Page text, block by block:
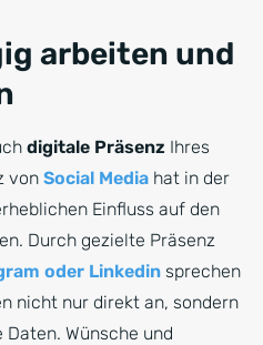
arbeiten und
digitale Präsenz Ihres
von Social Media hat in der
Einfluss auf den
Durch gezielte Präsenz
oder Linkedin sprechen
nicht nur direkt an, sondern
Wünsche und